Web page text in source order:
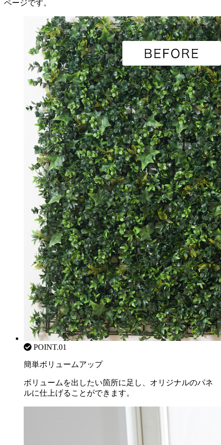
ページです。
POINT.01
簡単ボリュームアップ
ボリュームを出したい箇所に足し、オリジナルのパネ
ルに仕上げることができます。